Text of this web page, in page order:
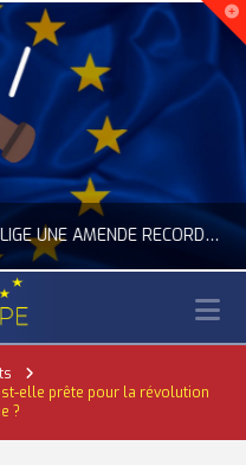
LA COMMISSION EUROPÉENNE INFLIGE UNE AMENDE RECORD À GOOGLE
D’OCCITANIE EUROPE, NUMÉRIQUE- DIGITAL
elle prête pour la révolution
?